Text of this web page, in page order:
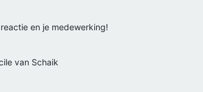
en je medewerking!
van Schaik